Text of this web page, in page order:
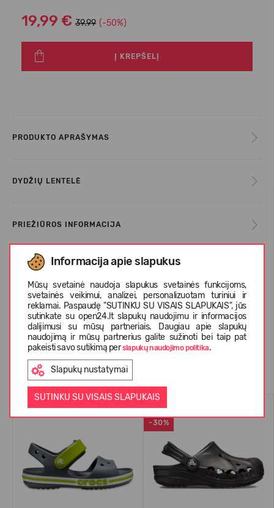
Informacija apie slapukus
Mūsų svetainė naudoja slapukus svetainės funkcijoms,
svetainės veikimui, analizei, personalizuotam turiniui ir
reklamai. Paspaudę "SUTINKU SU VISAIS SLAPUKAIS", jūs
sutinkate su open24.lt slapukų naudojimu ir informacijos
dalijimusi su mūsų partneriais. Daugiau apie slapukų
naudojimą ir mūsų partnerius galite sužinoti bei taip pat
pakeisti savo sutikimą perslapukų naudojimo politika.
Slapukų nustatymai
SUTINKU SU VISAIS SLAPUKAIS
19,99 € 39.99 (-50%)
Į KREPŠELĮ
PRODUKTO APRAŠYMAS
DYDŽIŲ LENTELĖ
PRIEŽIŪROS INFORMACIJA
APIE CROCS™
KLIENTŲ ATSILIEPIMAI (0)
Panašios prekės
-30%